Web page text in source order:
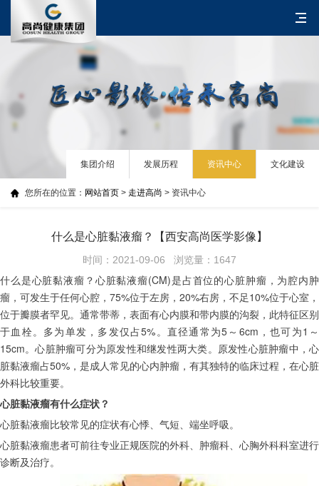
您所在的位置： 网站首页 > 走进高尚 > 资讯中心
集团介绍 发展历程 资讯中心 文化建设
什么是心脏黏液瘤？【西安高尚医学影像】
时间：2021-09-06 浏览量：1647
什么是心脏黏液瘤？心脏黏液瘤(CM)是占首位的心脏肿瘤，为腔内肿
瘤，可发生于任何心腔，75%位于左房，20%右房，不足10%位于心室，
位于瓣膜者罕见。通常带蒂，表面有心内膜和带内膜的沟裂，此特征区别
于血栓。多为单发，多发仅占5%。直径通常为5～6cm，也可为1～
15cm。心脏肿瘤可分为原发性和继发性两大类。原发性心脏肿瘤中，心
脏黏液瘤占50%，是成人常见的心内肿瘤，有其独特的临床过程，在心脏
外科比较重要。
心脏黏液瘤有什么症状？
心脏黏液瘤比较常见的症状有心悸、气短、端坐呼吸。
心脏黏液瘤患者可前往专业正规医院的外科、肿瘤科、心胸外科科室进行
诊断及治疗。